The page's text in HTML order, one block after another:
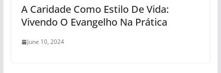
A Caridade Como Estilo De Vida:
Vivendo O Evangelho Na Prática
June 10, 2024